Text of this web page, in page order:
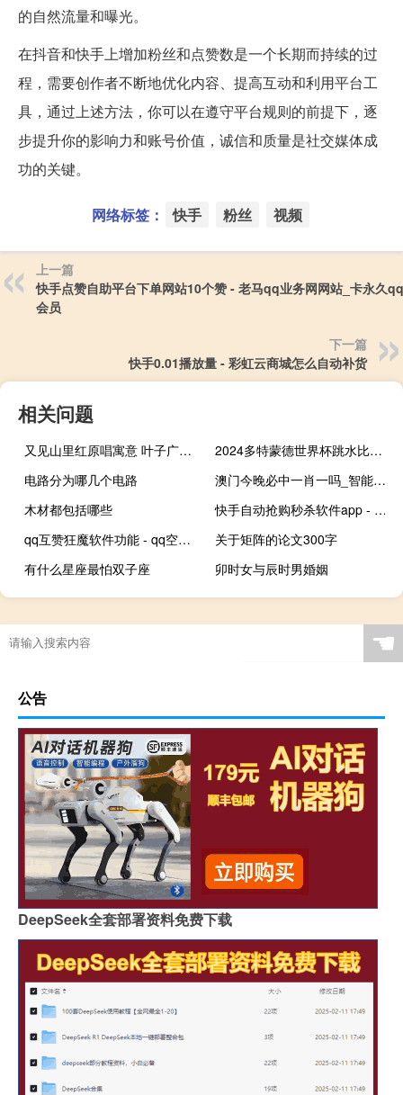
的自然流量和曝光。
在抖音和快手上增加粉丝和点赞数是一个长期而持续的过
程，需要创作者不断地优化内容、提高互动和利用平台工
具，通过上述方法，你可以在遵守平台规则的前提下，逐
步提升你的影响力和账号价值，诚信和质量是社交媒体成
功的关键。
网络标签： 快手 粉丝 视频
上一篇
快手点赞自助平台下单网站10个赞 - 老马qq业务网网站_卡永久
会员
下一篇
快手0.01播放量 - 彩虹云商城怎么自动补货
相关问题
又见山里红原唱寓意 叶子广场舞又见山里红
2024多特蒙德世界杯跳水比赛时间 足球2024年世界杯
电路分为哪几个电路
澳门今晚必中一肖一吗_智能AI深度解析_爱采购版v47.08.95
木材都包括哪些
快手自动抢购秒杀软件app - 24小时自助下单平台全网最低价 买东西最便宜的购物平台
qq互赞狂魔软件功能 - qq空间浏览点赞软件 qq业务自助下单平台免费
关于矩阵的论文300字
有什么星座最怕双子座
卯时女与辰时男婚姻
☚
公告
DeepSeek全套部署资料免费下载